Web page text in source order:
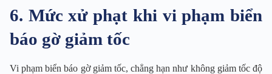
6. Mức xử phạt khi vi phạm biển
báo gờ giảm tốc
Vi phạm biển báo gờ giảm tốc, chẳng hạn như không giảm tốc độ